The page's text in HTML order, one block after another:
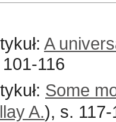
A
116
Some
A.), s. 117-